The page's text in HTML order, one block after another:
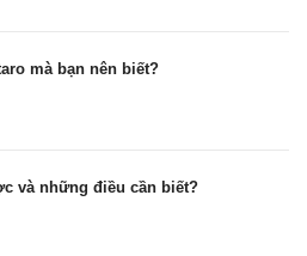
mà bạn nên biết?
và những điều cần biết?